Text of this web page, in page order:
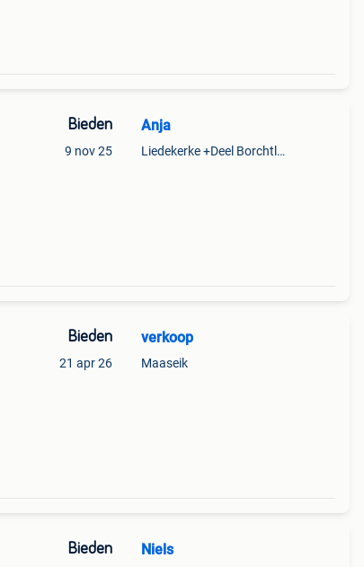
Bieden
9 nov 25
Anja
Liedekerke +Deel Borchtlombeek
Bieden
21 apr 26
verkoop
Maaseik
Bieden Niels